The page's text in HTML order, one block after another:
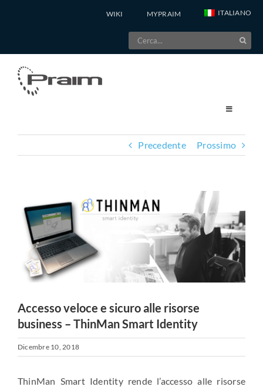
WIKI MYPRAIM ITALIANO
Cerca
per:
Precedente Prossimo
immagine
Accesso veloce e sicuro alle risorse
business – ThinMan Smart Identity
Dicembre 10, 2018
ThinMan Smart Identity rende l’accesso alle risorse